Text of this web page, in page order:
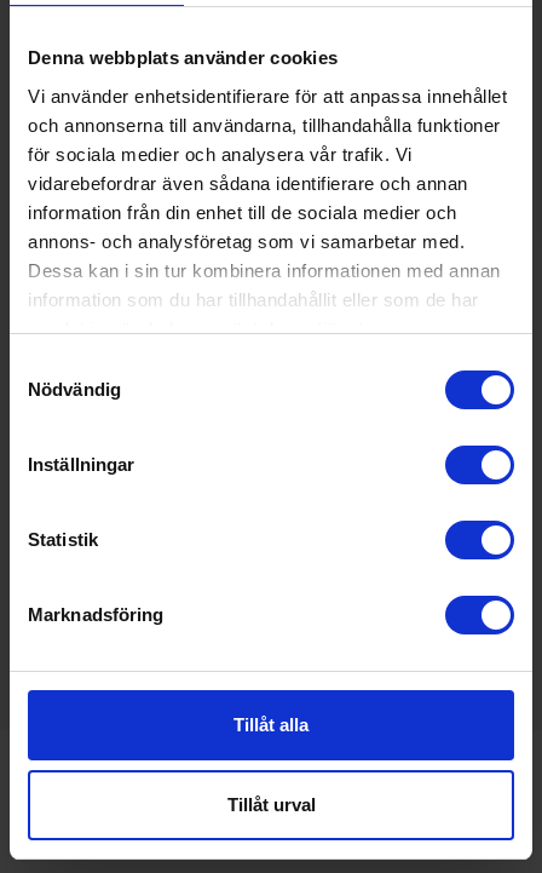
Denna webbplats använder cookies
Vi använder enhetsidentifierare för att anpassa innehållet
och annonserna till användarna, tillhandahålla funktioner
för sociala medier och analysera vår trafik. Vi
vidarebefordrar även sådana identifierare och annan
information från din enhet till de sociala medier och
annons- och analysföretag som vi samarbetar med.
Dessa kan i sin tur kombinera informationen med annan
information som du har tillhandahållit eller som de har
samlat in när du har använt deras tjänster.
Nödvändig
Inställningar
Statistik
Marknadsföring
Tillåt alla
Tillåt urval
Febertermometer
Färg: Grön 138:-